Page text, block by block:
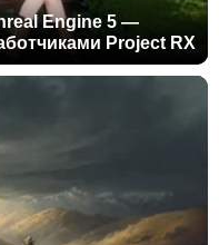
Engine 5 —
Project RX